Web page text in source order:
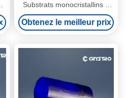
Substrats monocristallins à
faible perte optique
Obtenez le meilleur prix